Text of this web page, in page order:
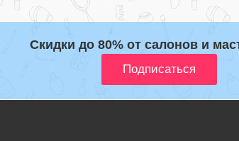
Скидки до 80% от салонов и